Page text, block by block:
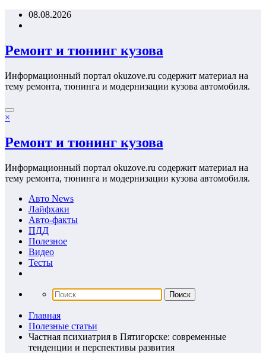
Перейти08.08.2026
Ремонт и тюнинг кузова
Информационный портал okuzove.ru содержит материал на
тему ремонта, тюнинга и модернизации кузова автомобиля.
×
Ремонт и тюнинг кузова
Информационный портал okuzove.ru содержит материал на
тему ремонта, тюнинга и модернизации кузова автомобиля.
Авто News
Лайфхаки
Авто-факты
ПДД
Полезное
Видео
Тесты
Главная
Полезные статьи
Частная психиатрия в Пятигорске: современные
тенденции и перспективы развития